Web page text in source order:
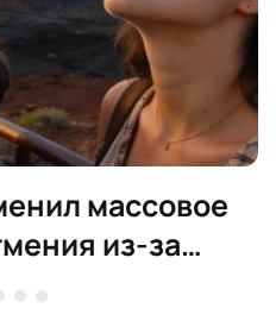
массовое
из-за